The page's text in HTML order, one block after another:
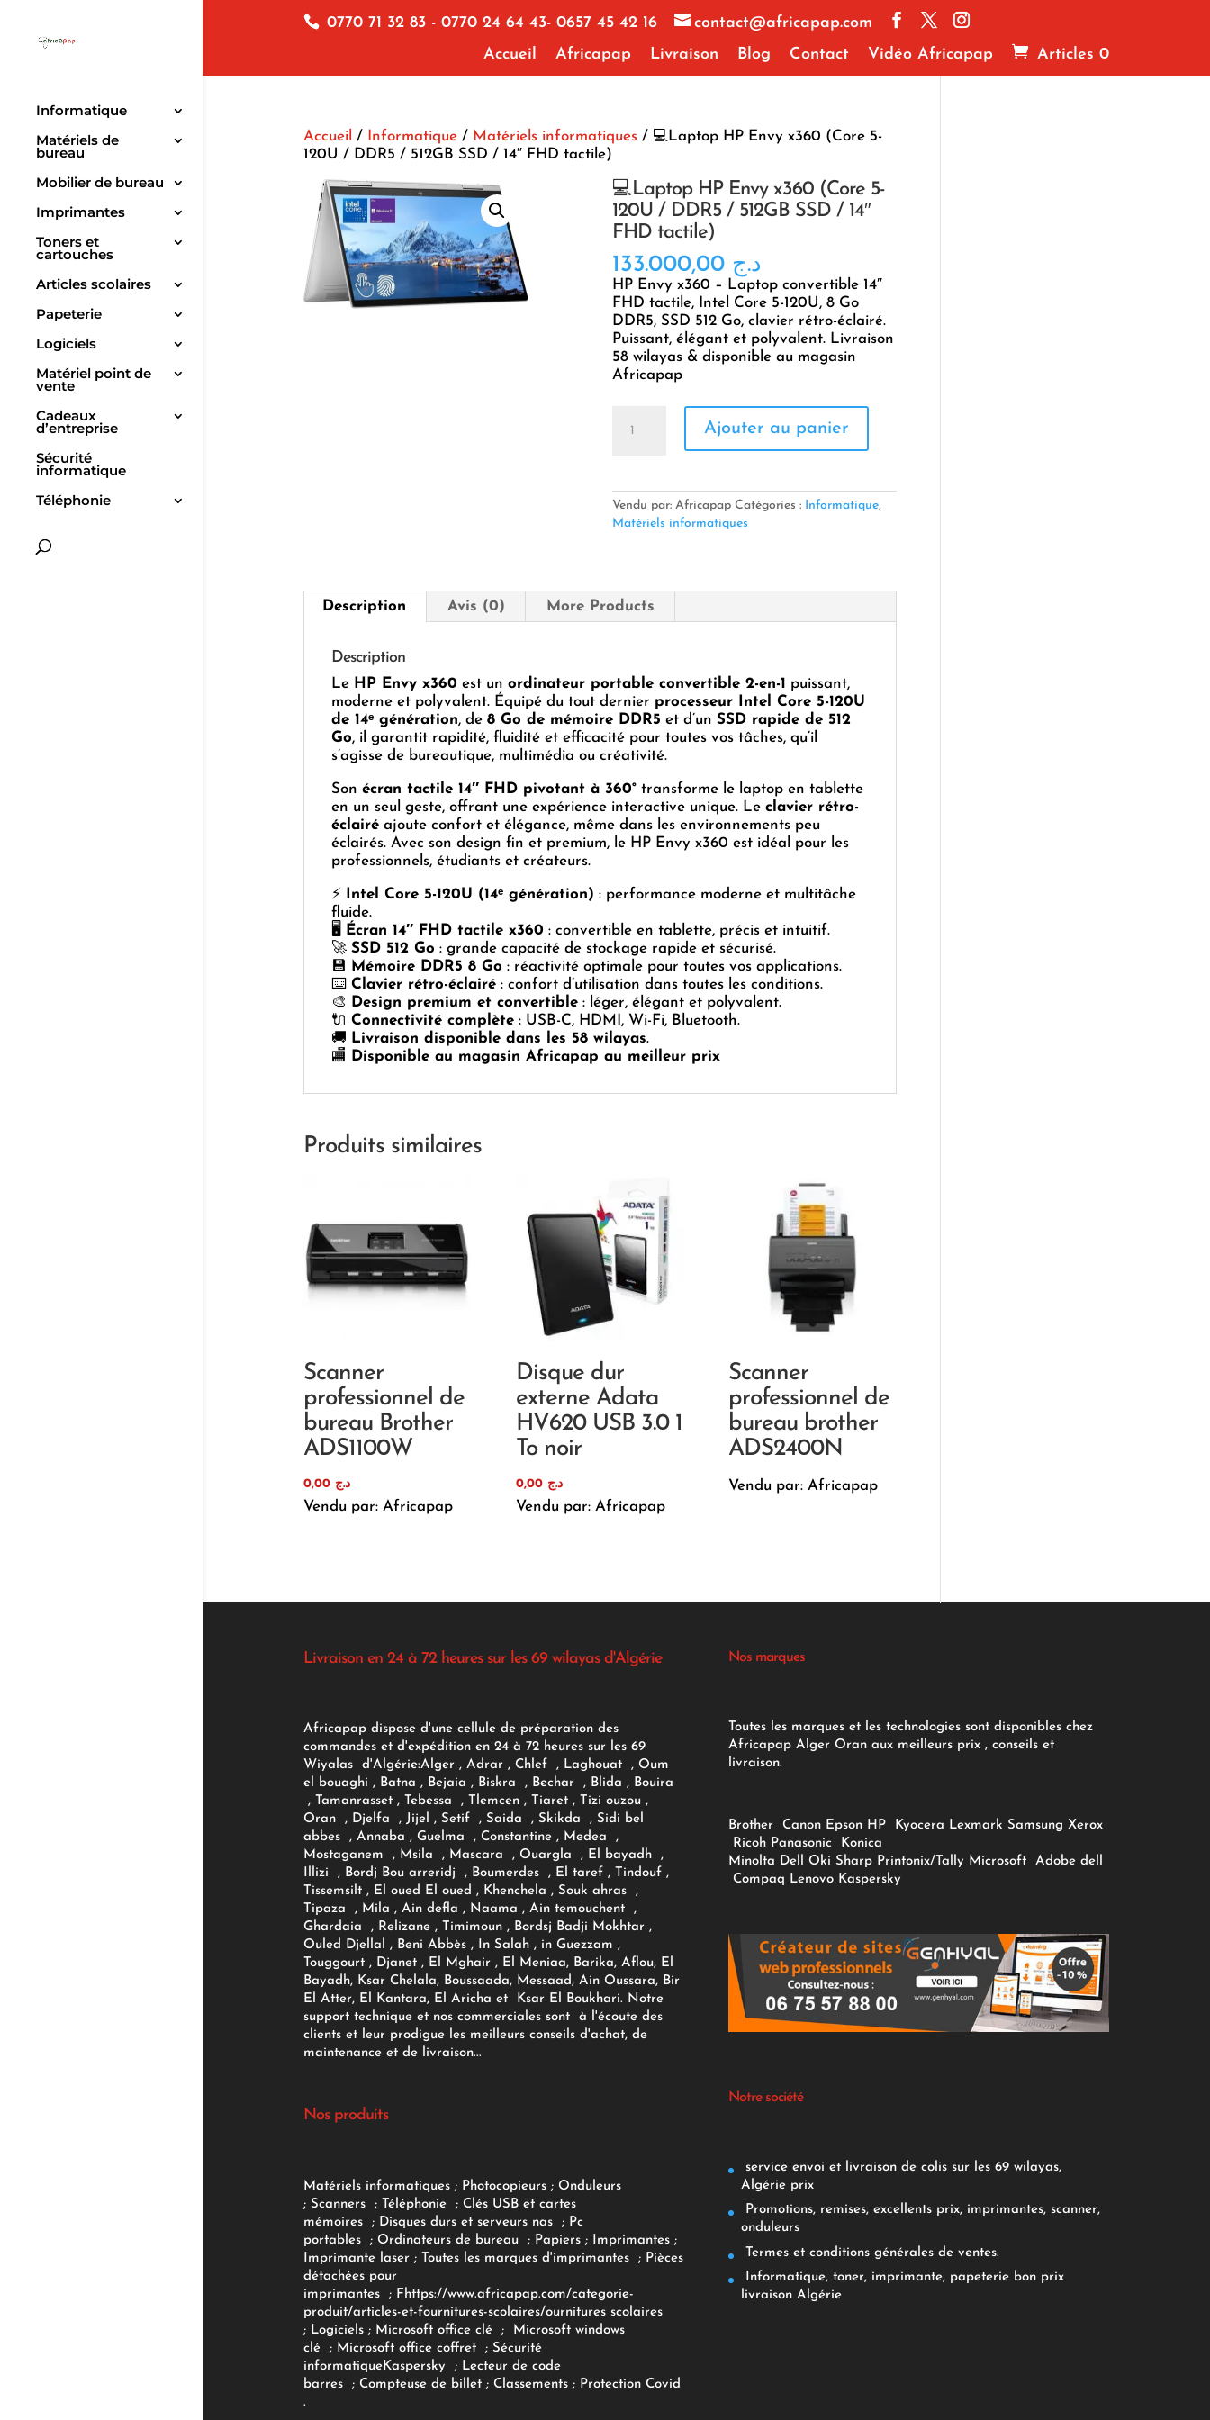
0770 71 32 83 - 0770 24 64 43- 0657 45 42 16
contact@africapap.com
Accueil
Africapap Livraison Blog Contact Vidéo Africapap Articles 0
Informatique
Matériels de
bureau
Mobilier de bureau
Imprimantes
Toners et
cartouches
Articles scolaires
Papeterie
Logiciels
Matériel point de
vente
Cadeaux
d’entreprise
Sécurité
informatique
Téléphonie
Accueil / Informatique/ Matériels informatiques/ 💻Laptop HP Envy x360 (Core 5-
120U / DDR5 / 512GB SSD / 14″ FHD tactile)
💻Laptop HP Envy x360 (Core 5-
120U / DDR5 / 512GB SSD / 14″
FHD tactile)
د.ج 133.000,00
HP Envy x360 – Laptop convertible 14″
FHD tactile, Intel Core 5-120U, 8 Go
DDR5, SSD 512 Go, clavier rétro-éclairé.
Puissant, élégant et polyvalent. Livraison
58 wilayas & disponible au magasin
Africapap
Envy
x360
/
DDR5
/
14"
FHD
tactile)
Ajouter au panier
Vendu par: Africapap Catégories : Informatique,
Matériels informatiques
Description Avis (0) More Products
Description
Le HP Envy x360 est un ordinateur portable convertible 2-en-1 puissant,
moderne et polyvalent. Équipé du tout dernier processeur Intel Core 5-120U
de 14ᵉ génération, de 8 Go de mémoire DDR5 et d’un SSD rapide de 512
Go, il garantit rapidité, fluidité et efficacité pour toutes vos tâches, qu’il
s’agisse de bureautique, multimédia ou créativité.
Son écran tactile 14″ FHD pivotant à 360°transforme le laptop en tablette
en un seul geste, offrant une expérience interactive unique. Le clavier rétro-
éclairéajoute confort et élégance, même dans les environnements peu
éclairés. Avec son design fin et premium, le HP Envy x360 est idéal pour les
professionnels, étudiants et créateurs.
⚡ Intel Core 5-120U (14ᵉ génération) : performance moderne et multitâche
fluide.
🖥️ Écran 14″ FHD tactile x360 : convertible en tablette, précis et intuitif.
🚀 SSD 512 Go : grande capacité de stockage rapide et sécurisé.
💾
Mémoire DDR5 8 Go : réactivité optimale pour toutes vos applications.
⌨️ Clavier rétro-éclairé: confort d’utilisation dans toutes les conditions.
🎨
Design premium et convertible: léger, élégant et polyvalent.
🔌 Connectivité complète: USB-C, HDMI, Wi-Fi, Bluetooth.
🚚 Livraison disponible dans les 58 wilayas.
🏬
Disponible au magasin Africapap au meilleur prix
Produits similaires
Scanner
professionnel de
bureau Brother
ADS1100W
د.ج 0,00
Vendu par: Africapap
Disque dur
externe Adata
HV620 USB 3.0 1
To noir
د.ج 0,00
Vendu par: Africapap
Scanner
professionnel de
bureau brother
ADS2400N
Vendu par: Africapap
Livraison en 24 à 72 heures sur les 69 wilayas d'Algérie
Africapap dispose d'une cellule de préparation des
commandes et d'expédition en 24 à 72 heures sur les 69
Wiyalas d'Algérie:Alger , Adrar, Chlef , Laghouat , Oum
el bouaghi , Batna , Bejaia , Biskra , Bechar , Blida , Bouira
, Tamanrasset , Tebessa , Tlemcen , Tiaret , Tizi ouzou ,
Oran , Djelfa , Jijel , Setif , Saida , Skikda , Sidi bel
abbes , Annaba , Guelma , Constantine , Medea ,
Mostaganem , Msila , Mascara , Ouargla , El bayadh ,
Illizi , Bordj Bou arreridj , Boumerdes , El taref , Tindouf ,
Tissemsilt , El oued El oued , Khenchela , Souk ahras ,
Tipaza , Mila , Ain defla , Naama , Ain temouchent ,
Ghardaia , Relizane , Timimoun , Bordsj Badji Mokhtar ,
Ouled Djellal , Beni Abbès , In Salah , in Guezzam ,
Touggourt , Djanet , El Mghair , El Meniaa, Barika, Aflou, El
Bayadh, Ksar Chelala, Boussaada, Messaad, Ain Oussara, Bir
El Atter, El Kantara, El Aricha et Ksar El Boukhari. Notre
support technique et nos commerciales sont à l'écoute des
clients et leur prodigue les meilleurs conseils d'achat, de
maintenance et de livraison...
Nos produits
Matériels informatiques; Photocopieurs; Onduleurs
; Scanners ; Téléphonie ; Clés USB et cartes
mémoires
; Disques durs et serveurs nas ; Pc
portables
; Ordinateurs de bureau ; Papiers; Imprimantes;
Imprimante laser; Toutes les marques d'imprimantes ; Pièces
détachées pour
imprimantes
; F https://www.africapap.com/categorie-
produit/articles-et-fournitures-scolaires/ournitures scolaires
; Logiciels ; Microsoft office clé ;
Microsoft windows
clé; Microsoft office coffret ; Sécurité
informatiqueKaspersky ; Lecteur de code
barres
; Compteuse de billet; Classements ; Protection Covid
.
Nos marques
Toutes les marques et les technologies sont disponibles chez
Africapap Alger Oran aux meilleurs prix , conseils et
livraison.
Brother Canon Epson HP Kyocera Lexmark Samsung Xerox
Ricoh Panasonic
Konica
Minolta Dell Oki Sharp Printonix/Tally Microsoft Adobe dell
Compaq Lenovo Kaspersky
Notre société
service envoi et livraison de colis sur les 69 wilayas,
Algérie prix
Promotions, remises, excellents prix, imprimantes, scanner,
onduleurs
Termes et conditions générales de ventes.
Informatique, toner, imprimante, papeterie bon prix
livraison Algérie